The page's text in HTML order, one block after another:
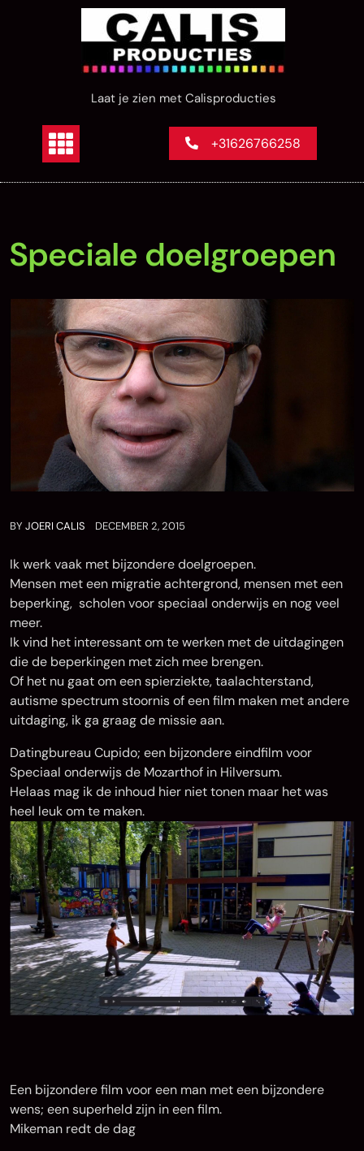
Laat je zien met Calisproducties
+31626766258
Speciale doelgroepen
BY JOERI CALIS DECEMBER 2, 2015
Ik werk vaak met bijzondere doelgroepen.
Mensen met een migratie achtergrond, mensen met een
beperking, scholen voor speciaal onderwijs en nog veel
meer.
Ik vind het interessant om te werken met de uitdagingen
die de beperkingen met zich mee brengen.
Of het nu gaat om een spierziekte, taalachterstand,
autisme spectrum stoornis of een film maken met andere
uitdaging, ik ga graag de missie aan.
Datingbureau Cupido; een bijzondere eindfilm voor
Speciaal onderwijs de Mozarthof in Hilversum.
Helaas mag ik de inhoud hier niet tonen maar het was
heel leuk om te maken.
Een bijzondere film voor een man met een bijzondere
wens; een superheld zijn in een film.
Mikeman redt de dag